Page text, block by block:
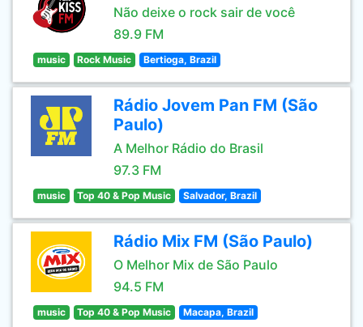
Não deixe o rock sair de você
89.9 FM
music Rock Music Bertioga, Brazil
Rádio Jovem Pan FM (São
Paulo)
A Melhor Rádio do Brasil
97.3 FM
music Top 40 & Pop Music Salvador, Brazil
Rádio Mix FM (São Paulo)
O Melhor Mix de São Paulo
94.5 FM
music Top 40 & Pop Music Macapa, Brazil